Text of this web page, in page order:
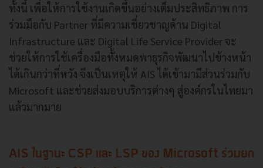
ทั้งนี้ เพื่อให้การใช้งานเกิดขึ้นอย่างเต็มประสิทธิภาพ การ
ร่วมมือกับ Partner ที่มีความเชี่ยวชาญด้าน Digital
Infrastructure และ Digital Life Service Provider จะ
ช่วยให้การใช้เครื่องมือทั้งหมดพาธุรกิจพัฒนาไปข้างหน้า
ได้เกินกว่าที่หวัง จึงเป็นเหตุให้ AIS ได้เข้ามามีส่วนร่วมกับ
Microsoft และช่วยส่งมอบบริการต่างๆ สู่องค์กรในไทยมา
แล้วมากมาย
AIS ในฐานะ CSP และ LSP ของ Microsoft ร่วมยก